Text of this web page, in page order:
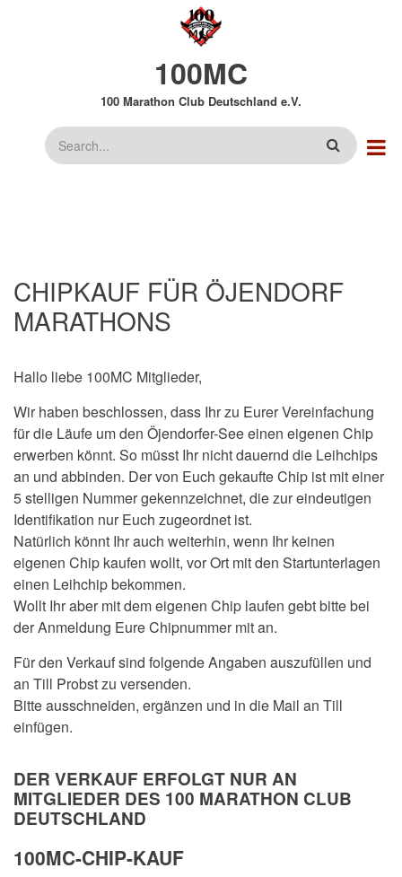
100MC
100 Marathon Club Deutschland e.V.
Suche
CHIPKAUF FÜR ÖJENDORF
MARATHONS
Hallo liebe 100MC Mitglieder,
Wir haben beschlossen, dass Ihr zu Eurer Vereinfachung
für die Läufe um den Öjendorfer-See einen eigenen Chip
erwerben könnt. So müsst Ihr nicht dauernd die Leihchips
an und abbinden. Der von Euch gekaufte Chip ist mit einer
5 stelligen Nummer gekennzeichnet, die zur eindeutigen
Identifikation nur Euch zugeordnet ist.
Natürlich könnt Ihr auch weiterhin, wenn Ihr keinen
eigenen Chip kaufen wollt, vor Ort mit den Startunterlagen
einen Leihchip bekommen.
Wollt Ihr aber mit dem eigenen Chip laufen gebt bitte bei
der Anmeldung Eure Chipnummer mit an.
Für den Verkauf sind folgende Angaben auszufüllen und
an Till Probst zu versenden.
Bitte ausschneiden, ergänzen und in die Mail an Till
einfügen.
DER VERKAUF ERFOLGT NUR AN
MITGLIEDER DES 100 MARATHON CLUB
DEUTSCHLAND
100MC-CHIP-KAUF